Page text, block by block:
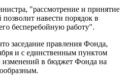
"рассмотрение и принятие
навести порядок в
бесперебойную работу".
заседание правления Фонда,
и с единственным пунктом
изменений в бюджет Фонда на